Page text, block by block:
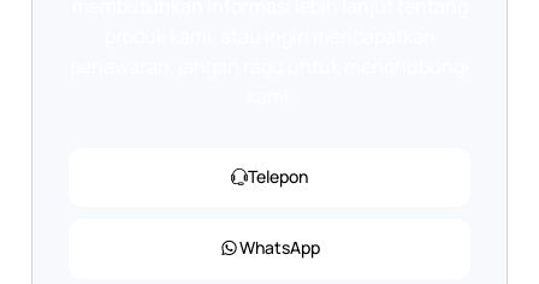
Telepon
WhatsApp